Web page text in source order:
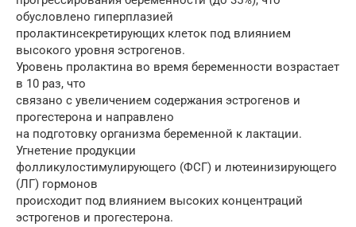
обусловлено гиперплазией
пролактинсекретирующих клеток под влиянием
высокого уровня эстрогенов.
Уровень пролактина во время беременности возрастает
в 10 раз, что
связано с увеличением содержания эстрогенов и
прогестерона и направлено
на подготовку организма беременной к лактации.
Угнетение продукции
фолликулостимулирующего (ФСГ) и лютеинизирующего
(ЛГ) гормонов
происходит под влиянием высоких концентраций
эстрогенов и прогестерона.